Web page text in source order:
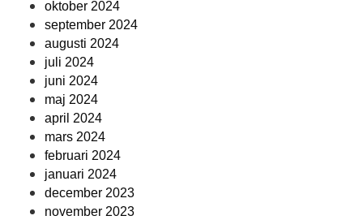
oktober 2024
september 2024
augusti 2024
juli 2024
juni 2024
maj 2024
april 2024
mars 2024
februari 2024
januari 2024
december 2023
november 2023